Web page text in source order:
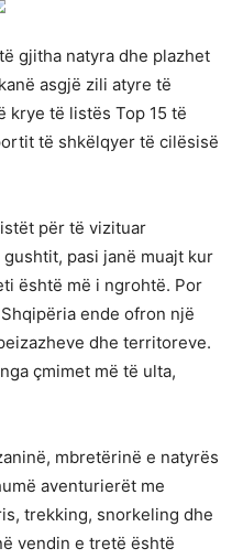
gjitha natyra dhe plazhet
asgjë zili atyre të
krye të listës Top 15 të
të shkëlqyer të cilësisë
për të vizituar
pasi janë muajt kur
është më i ngrohtë. Por
ende ofron një
dhe territoreve.
çmimet më të ulta,
mbretërinë e natyrës
aventurierët me
trekking, snorkeling dhe
vendin e tretë është